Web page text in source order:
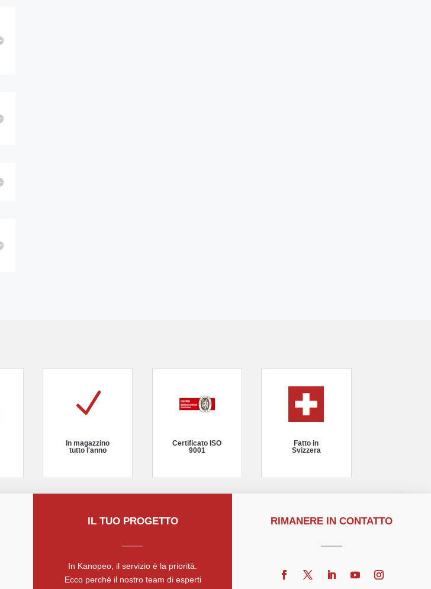
N
In magazzino
tutto l'anno
Certificato ISO
9001
Fatto in
Svizzera
IL TUO PROGETTO
In Kanopeo, il servizio è la priorità.
Ecco perché il nostro team di esperti
RIMANERE IN CONTATTO